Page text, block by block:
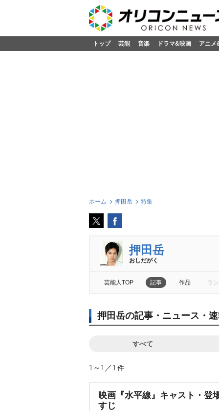
トップ 芸能 音楽 ドラマ&映画 アニメ
ホーム 押田岳 特集
押田岳
おしだがく
芸能人TOP 記事 作品 ラ
押田岳の記事・ニュース・
すべて
1～1／1 件
映画『水平線』キャスト・登
すじ